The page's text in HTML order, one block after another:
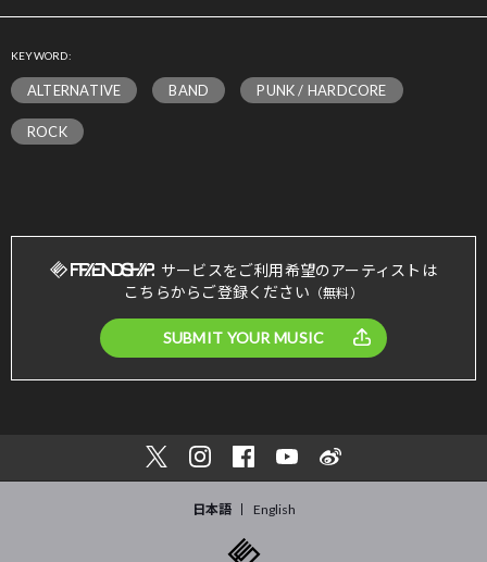
KEYWORD:
ALTERNATIVE BAND PUNK / HARDCORE
ROCK
サービスをご利用希望のアーティストは
こちらからご登録ください （無料）
SUBMIT YOUR MUSIC
日本語 English